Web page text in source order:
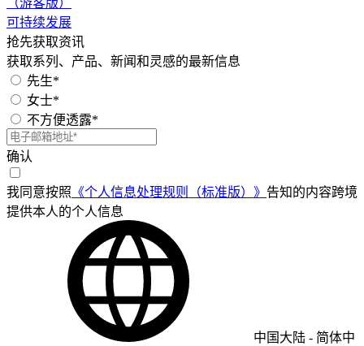
可持续发展
抢先获取资讯
获取系列、产品、新闻和灵感的最新信息
先生*
女士*
不方便透露*
确认
我同意按照 《个人信息处理规则（标准版）》 告知的内容跨境
提供本人的个人信息
中国大陆 - 简体中